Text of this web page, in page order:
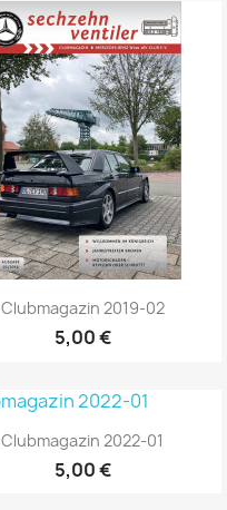
Vorschau
Clubmagazin 2019-02
5,00 €
Vorschau
Clubmagazin 2022-01
5,00 €